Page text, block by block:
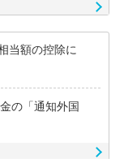
当額の控除に
の「通知外国